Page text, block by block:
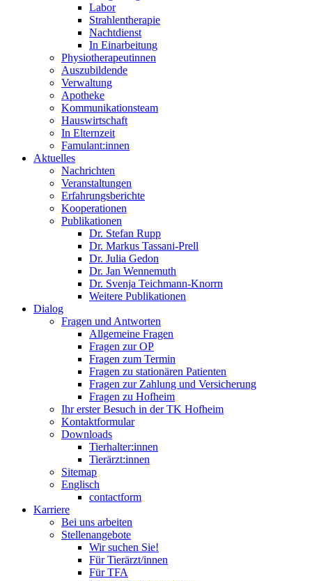
Labor
Strahlentherapie
Nachtdienst
In Einarbeitung
Physiotherapeutinnen
Auszubildende
Verwaltung
Apotheke
Kommunikationsteam
Hauswirtschaft
In Elternzeit
Famulant:innen
Aktuelles
Nachrichten
Veranstaltungen
Erfahrungsberichte
Kooperationen
Publikationen
Dr. Stefan Rupp
Dr. Markus Tassani-Prell
Dr. Julia Gedon
Dr. Jan Wennemuth
Dr. Svenja Teichmann-Knorrn
Weitere Publikationen
Dialog
Fragen und Antworten
Allgemeine Fragen
Fragen zur OP
Fragen zum Termin
Fragen zu stationären Patienten
Fragen zur Zahlung und Versicherung
Fragen zu Hofheim
Ihr erster Besuch in der TK Hofheim
Kontaktformular
Downloads
Tierhalter:innen
Tierärzt:innen
Sitemap
Englisch
contactform
Karriere
Bei uns arbeiten
Stellenangebote
Wir suchen Sie!
Für Tierärzt/innen
Für TFA